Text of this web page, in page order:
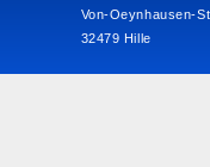
Von-Oeynhausen-
32479 Hille